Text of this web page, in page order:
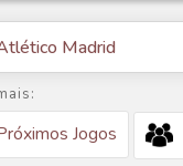
Madrid
Jogos